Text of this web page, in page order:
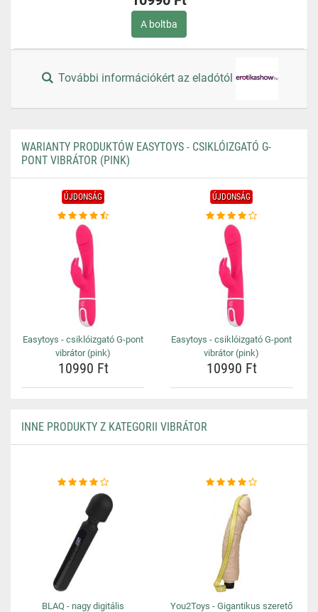
A boltba
További információkért az eladótól
WARIANTY PRODUKTÓW EASYTOYS - CSIKLÓIZGATÓ G-
PONT VIBRÁTOR (PINK)
ÚJDONSÁG
Easytoys - csiklóizgató G-pont
vibrátor (pink)
10990 Ft
ÚJDONSÁG
Easytoys - csiklóizgató G-pont
vibrátor (pink)
10990 Ft
INNE PRODUKTY Z KATEGORII VIBRÁTOR
BLAQ - nagy digitális
You2Toys - Gigantikus szerető